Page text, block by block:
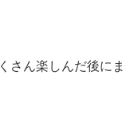
さん楽しんだ後にま